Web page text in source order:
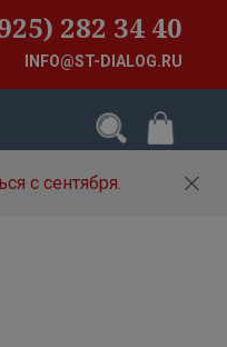
282 34 40
INFO@ST-DIALOG.RU
с сентября.